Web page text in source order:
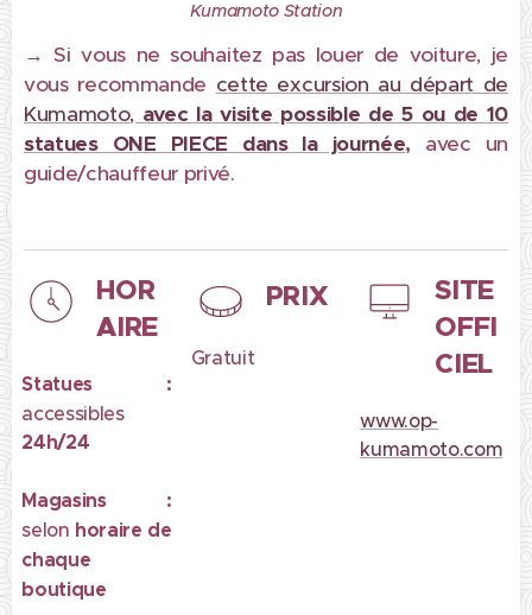
Kumamoto Station
→ Si vous ne souhaitez pas louer de voiture, je
vous recommande cette excursion au départ de
Kumamoto, avec la visite possible de 5 ou de 10
statues ONE PIECE dans la journée, avec un
guide/chauffeur privé.
HOR
AIRE
Statues :
accessibles
24h/24
Magasins :
selon horaire de
chaque
boutique
PRIX
Gratuit
SITE
OFFI
CIEL
www.op-
kumamoto.com